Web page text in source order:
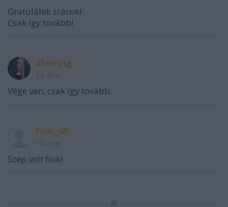
Gratulálok srácok!
Csak így tovább!
alvering
Vége van, csak így tovább.
hoki_40
Szép volt fiúk!